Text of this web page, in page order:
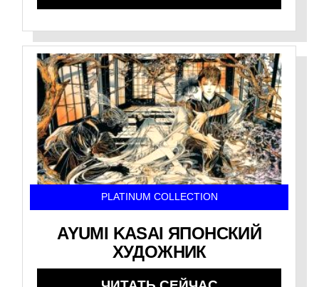
PLATINUM COLLECTION
AYUMI KASAI ЯПОНСКИЙ
ХУДОЖНИК